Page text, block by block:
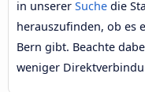
in unserer Suche die
herauszufinden, ob es
Bern gibt. Beachte
weniger